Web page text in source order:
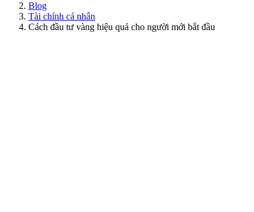
Blog
Tài chính cá nhân
Cách đầu tư vàng hiệu quả cho người mới bắt đầu